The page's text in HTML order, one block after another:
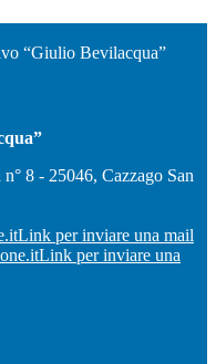
“Giulio Bevilacqua”
8 - 25046, Cazzago San
Link per inviare una mail
Link per inviare una